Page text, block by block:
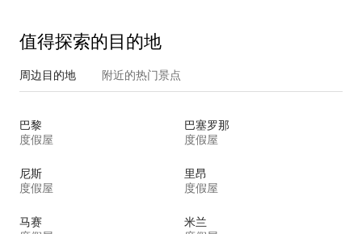
值得探索的目的地
周边目的地 附近的热门景点
巴黎
度假屋
巴塞罗那
度假屋
尼斯
度假屋
里昂
度假屋
马赛
米兰